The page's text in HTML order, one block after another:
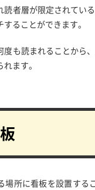
読者層が限定されてい
ることができます。
度も読まれることから
ます。
場所に看板を設置する